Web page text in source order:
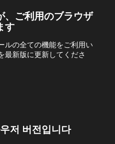
、ご利用のブラウザ
す
ルの全ての機能をご利用い
最新版に更新してくださ
저 버전입니다